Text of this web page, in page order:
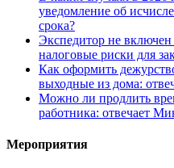
уведомление об
срока?
Экспедитор не включен
налоговые риски для
Как оформить
выходные из дома:
Можно ли продлить
работника: отвечает
Мероприятия